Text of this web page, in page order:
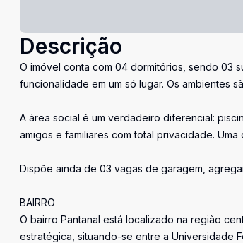
Descrição
O imóvel conta com 04 dormitórios, sendo 03
funcionalidade em um só lugar. Os ambientes
A área social é um verdadeiro diferencial:
amigos e familiares com total privacidade.
Dispõe ainda de 03 vagas de garagem,
BAIRRO
O bairro Pantanal está localizado na região
estratégica, situando-se entre a Universidade